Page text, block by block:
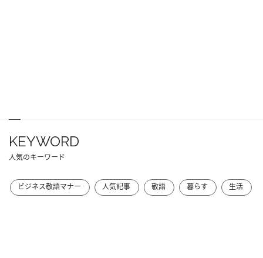
KEYWORD
人気のキーワード
ビジネス敬語マナー 人気記事 敬語 暮らす 生活